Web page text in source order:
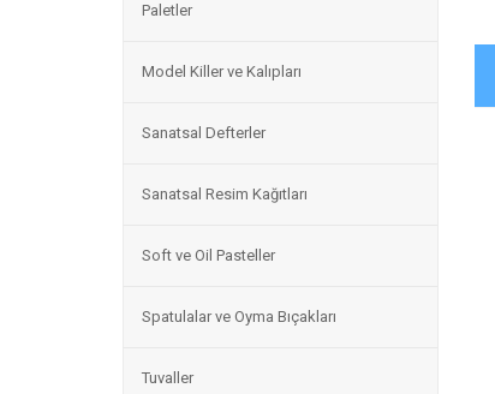
Paletler
Model Killer ve Kalıpları
Sanatsal Defterler
Sanatsal Resim Kağıtları
Soft ve Oil Pasteller
Spatulalar ve Oyma Bıçakları
Tuvaller